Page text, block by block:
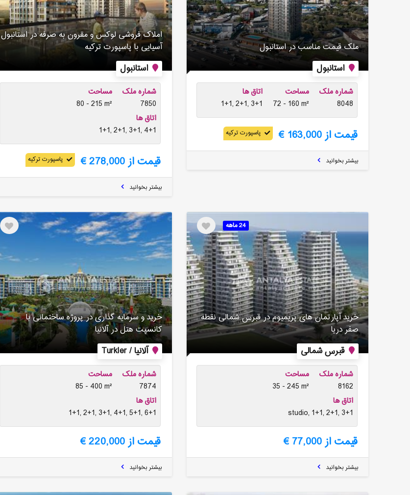
استانبول
املاک فروشی لوکس و مقرون به صرفه در استانبول
آسیایی با پاسپورت ترکیه
شماره ملک
7850
مساحت
80 - 215 m²
اتاق ها
1+1, 2+1, 3+1, 4+1
قیمت از 278,000 € پاسپورت ترکیه
بیشتر بخوانید
استانبول
ملک قیمت مناسب در استانبول
شماره ملک
8048
مساحت
72 - 160 m²
اتاق ها
1+1, 2+1, 3+1
قیمت از 163,000 € پاسپورت ترکیه
بیشتر بخوانید
آلانیا / Turkler
خرید و سرمایه گذاری در پروژه ساختمانی با
کانسپت هتل در آلانیا
شماره ملک
7874
مساحت
85 - 400 m²
اتاق ها
1+1, 2+1, 3+1, 4+1, 5+1, 6+1
قیمت از 220,000 €
بیشتر بخوانید
24 ماهه
قبرس شمالی
خرید آپارتمان های پریمیوم در قبرس شمالی نقطه
صفر دریا
شماره ملک
8162
مساحت
35 - 245 m²
اتاق ها
studio, 1+1, 2+1, 3+1
قیمت از 77,000 €
بیشتر بخوانید